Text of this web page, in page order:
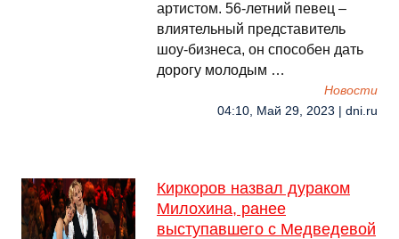
артистом. 56-летний певец –
влиятельный представитель
шоу-бизнеса, он способен дать
дорогу молодым …
Новости
04:10, Май 29, 2023 | dni.ru
Киркоров назвал дураком
Милохина, ранее
выступавшего с Медведевой